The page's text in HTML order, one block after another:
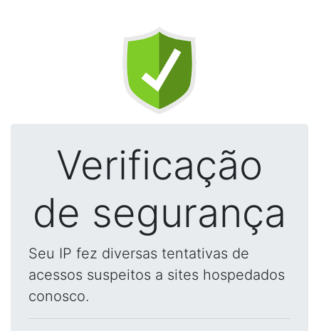
Verificação
de segurança
Seu IP fez diversas tentativas de
acessos suspeitos a sites hospedados
conosco.